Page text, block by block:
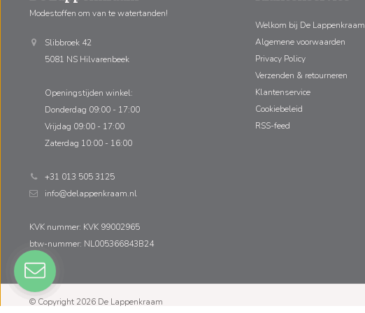
Modestoffen om van te watertanden!
Slibbroek 42
5081 NS Hilvarenbeek
Openingstijden winkel:
Donderdag 09:00 - 17:00
Vrijdag 09:00 - 17:00
Zaterdag 10:00 - 16:00
+31 013 505 3125
info@delappenkraam.nl
KVK nummer: KVK 99002965
btw-nummer: NL005366843B24
Welkom bij De Lappenkraam
Algemene voorwaarden
Privacy Policy
Verzenden & retourneren
Klantenservice
Cookiebeleid
RSS-feed
© Copyright 2026 De Lappenkraam